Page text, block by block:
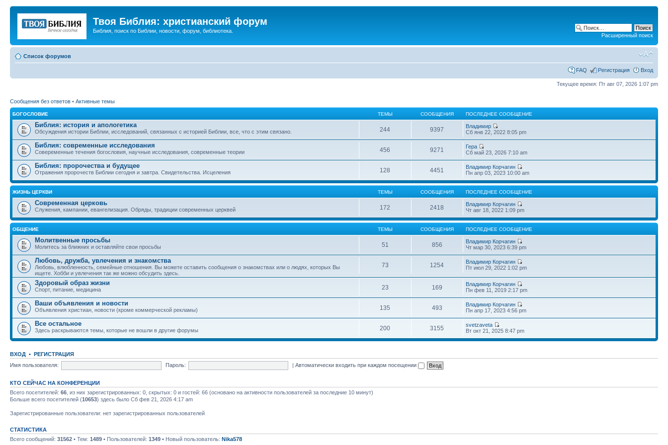
Твоя Библия: христианский форум
Библия, поиск по Библии, новости, форум, библиотека.
Расширенный поиск
Список форумов
FAQ Регистрация Вход
Текущее время: Пт авг 07, 2026 1:07 pm
Сообщения без ответов • Активные темы
БОГОСЛОВИЕ ТЕМЫ СООБЩЕНИЯ ПОСЛЕДНЕЕ СООБЩЕНИЕ
Библия: история и апологетика
Обсуждения истории Библии, исследований, связанных с историей Библии, все, что с этим связано. 244 9397
Владимир
Сб янв 22, 2022 8:05 pm
Библия: современные исследования
Совеременные течения богословия, научные исследования, современные теории 456 9271
Гера
Сб май 23, 2026 7:10 am
Библия: пророчества и будущее
Отражения пророчеств Библии сегодня и завтра. Свидетельства. Исцеления 128 4451
Владимир Корчагин
Пн апр 03, 2023 10:00 am
ЖИЗНЬ ЦЕРКВИ ТЕМЫ СООБЩЕНИЯ ПОСЛЕДНЕЕ СООБЩЕНИЕ
Современная церковь
Служения, кампании, евангелизация. Обряды, традиции современных церквей 172 2418
Владимир Корчагин
Чт авг 18, 2022 1:09 pm
ОБЩЕНИЕ ТЕМЫ СООБЩЕНИЯ ПОСЛЕДНЕЕ СООБЩЕНИЕ
Молитвенные просьбы
Молитесь за ближних и оставляйте свои просьбы 51 856
Владимир Корчагин
Чт мар 30, 2023 6:39 pm
Любовь, дружба, увлечения и знакомства
Любовь, влюбленность, семейные отношения. Вы можете оставить сообщения о знакомствах или о людях, которых Вы
ищете. Хобби и увлечения так же можно обсудить здесь.
73 1254
Владимир Корчагин
Пт июл 29, 2022 1:02 pm
Здоровый образ жизни
Спорт, питание, медицина 23 169
Владимир Корчагин
Пн фев 11, 2019 2:17 pm
Ваши объявления и новости
Объявления христиан, новости (кроме коммерческой рекламы) 135 493
Владимир Корчагин
Пн апр 17, 2023 4:56 pm
Все остальное
Здесь раскрываются темы, которые не вошли в другие форумы 200 3155
svetzaveta
Вт окт 21, 2025 8:47 pm
ВХОД • РЕГИСТРАЦИЯ
Имя пользователя:
Пароль: |Автоматически входить при каждом посещении
КТО СЕЙЧАС НА КОНФЕРЕНЦИИ
Всего посетителей: 66 , из них зарегистрированных: 0, скрытых: 0 и гостей: 66 (основано на активности пользователей за последние 10 минут)
Больше всего посетителей (10653) здесь было Сб фев 21, 2026 4:17 am
Зарегистрированные пользователи: нет зарегистрированных пользователей
СТАТИСТИКА
Всего сообщений: 31562 • Тем: 1489 • Пользователей: 1349 • Новый пользователь: Nika578